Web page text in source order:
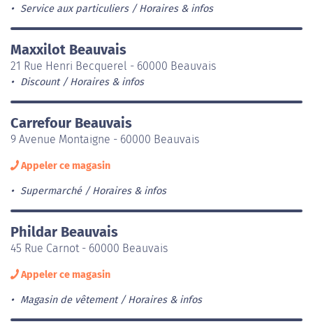
Service aux particuliers Horaires & infos
Maxxilot Beauvais
21 Rue Henri Becquerel - 60000 Beauvais
Discount Horaires & infos
Carrefour Beauvais
9 Avenue Montaigne - 60000 Beauvais
Appeler ce magasin
Supermarché Horaires & infos
Phildar Beauvais
45 Rue Carnot - 60000 Beauvais
Appeler ce magasin
Magasin de vêtement Horaires & infos